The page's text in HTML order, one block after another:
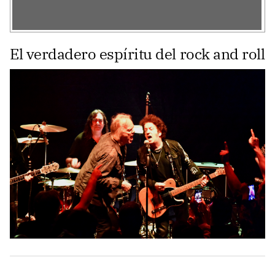
El verdadero espíritu del rock and roll